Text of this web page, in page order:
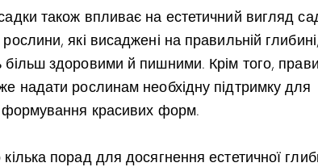
також впливає на естетичний вигляд
які висаджені на правильній глибині,
більш здоровими й пишними. Крім того,
надати рослинам необхідну підтримку для
формування красивих форм.
порад для досягнення естетичної